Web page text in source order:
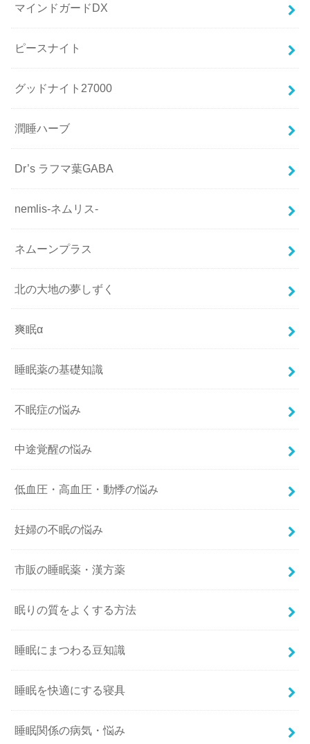
マインドガードDX
ピースナイト
グッドナイト27000
潤睡ハーブ
Dr’s ラフマ葉GABA
nemlis-ネムリス-
ネムーンプラス
北の大地の夢しずく
爽眠α
睡眠薬の基礎知識
不眠症の悩み
中途覚醒の悩み
低血圧・高血圧・動悸の悩み
妊婦の不眠の悩み
市販の睡眠薬・漢方薬
眠りの質をよくする方法
睡眠にまつわる豆知識
睡眠を快適にする寝具
睡眠関係の病気・悩み